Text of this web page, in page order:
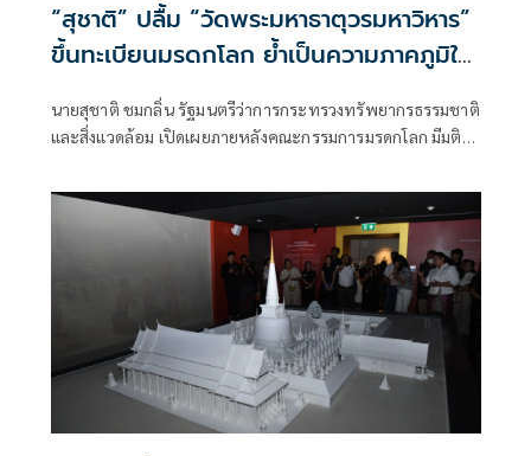
“สุชาติ” ปลื้ม “วัดพระมหาธาตุวรมหาวิหาร”
ขึ้นทะเบียนมรดกโลก ย้ำเป็นความภาคภูมิใจ
ของคนไทยทั้งประเทศ เผยใช้เวลาผลักดัน
ผ่าน 5 รัฐบาล จาก “ลุงตู่” ถึง “อนุทิน 2”
นายสุชาติ ชมกลิ่น รัฐมนตรีว่าการกระทรวงทรัพยากรธรรมชาติ
และสิ่งแวดล้อม เปิดเผยภายหลังคณะกรรมการมรดกโลก มีมติ
นครศรีธรรมราช” เป็นแหล่งมรดกโลกทางวัฒนธรรมแห่งใหม่
ของประเทศไทย ว่า